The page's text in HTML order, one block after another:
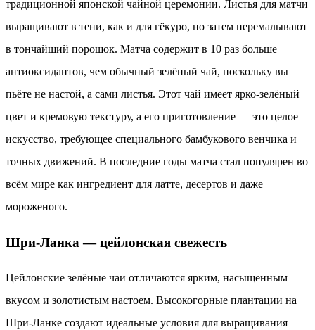
традиционной японской чайной церемонии. Листья для матчи
выращивают в тени, как и для гёкуро, но затем перемалывают
в тончайший порошок. Матча содержит в 10 раз больше
антиоксидантов, чем обычный зелёный чай, поскольку вы
пьёте не настой, а сами листья. Этот чай имеет ярко-зелёный
цвет и кремовую текстуру, а его приготовление — это целое
искусство, требующее специального бамбукового венчика и
точных движений. В последние годы матча стал популярен во
всём мире как ингредиент для латте, десертов и даже
мороженого.
Шри-Ланка — цейлонская свежесть
Цейлонские зелёные чаи отличаются ярким, насыщенным
вкусом и золотистым настоем. Высокогорные плантации на
Шри-Ланке создают идеальные условия для выращивания